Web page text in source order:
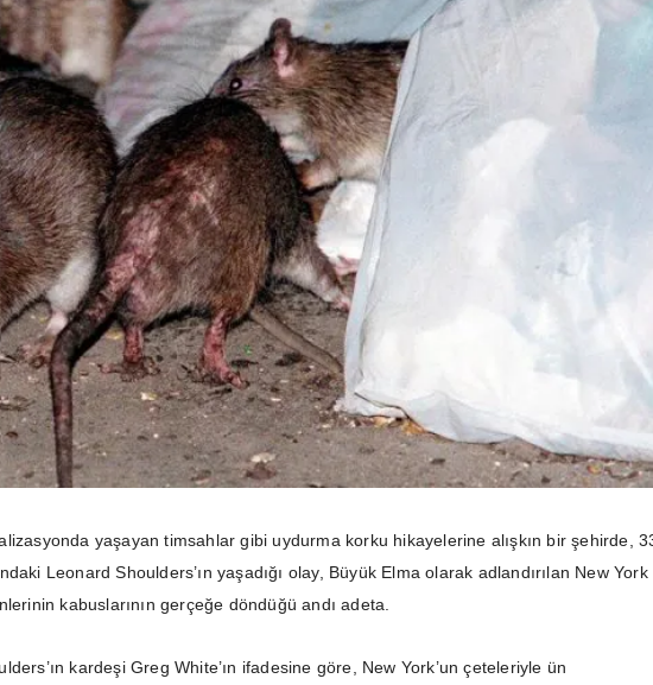
yaşayan timsahlar gibi uydurma korku hikayelerine alışkın bir şehirde,
Leonard Shoulders’ın yaşadığı olay, Büyük Elma olarak adlandırılan New York
kabuslarının gerçeğe döndüğü andı adeta.
kardeşi Greg White’ın ifadesine göre, New York’un çeteleriyle ün